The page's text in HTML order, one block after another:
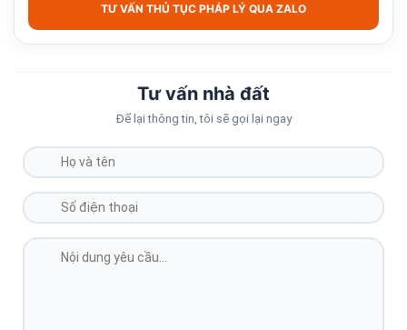
TƯ VẤN THỦ TỤC PHÁP LÝ QUA ZALO
Tư vấn nhà đất
Để lại thông tin, tôi sẽ gọi lại ngay